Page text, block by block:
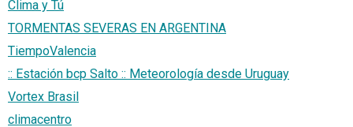
Clima y Tú
TORMENTAS SEVERAS EN ARGENTINA
TiempoValencia
:: Estación bcp Salto :: Meteorología desde Uruguay
Vortex Brasil
climacentro